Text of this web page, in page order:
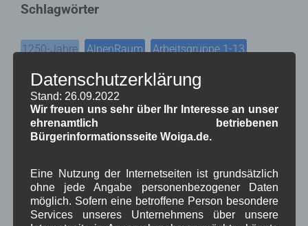
Schlagwörter
1250-Jahre ,AlpenRaum ,Arbeitsgruppe 1-13 ,
Arbeitsmarkt ,Asyl , Bauvorhaben
Bildergalerie , Brauchtum , Corona ,
Dorferneuerung , Dorfleben
Gesundheit Gewerbe ,Haushalt ,
historische Bilder , Infrastruktur , Isarkies ,
Datenschutzerklärung
Stand: 26.09.2022
Wir freuen uns sehr über Ihr Interesse an unser
ehrenamtlich betriebenen
Bürgerinformationsseite Woiga.de.
Eine Nutzung der Internetseiten ist grundsätzlich
ohne jede Angabe personenbezogener Daten
möglich. Sofern eine betroffene Person besondere
Services unseres Unternehmens über unsere